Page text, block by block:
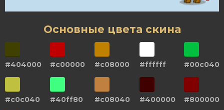
Основные цвета скина
#404000 #c00000 #c08000 #ffffff #00c040
#c0c040 #40ff80 #c08040 #400000 #800000